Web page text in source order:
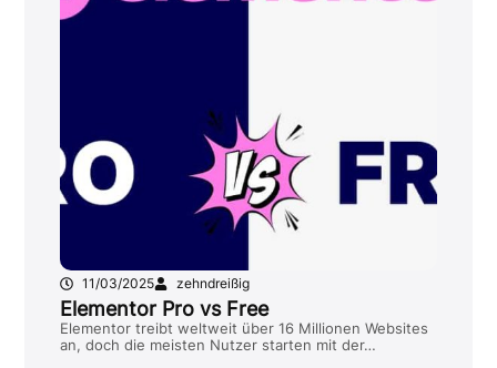
11/03/2025 zehndreißig
Elementor Pro vs Free
Elementor treibt weltweit über 16 Millionen Websites
an, doch die meisten Nutzer starten mit der…